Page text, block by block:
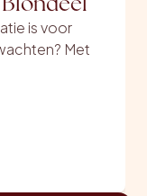
is voor
Met